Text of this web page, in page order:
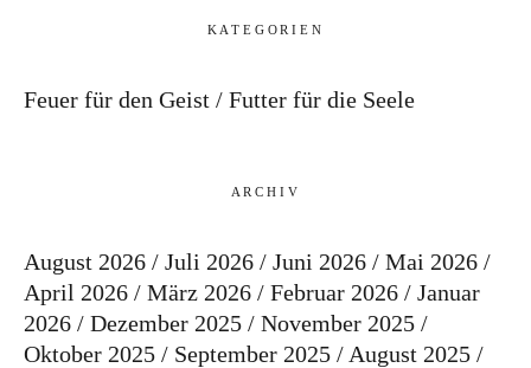
KATEGORIEN
Feuer für den Geist Futter für die Seele
ARCHIV
August 2026 Juli 2026 Juni 2026
Mai 2026
April 2026
März 2026 Februar 2026
Januar
2026
Dezember 2025
November 2025
Oktober 2025
September 2025
August 2025